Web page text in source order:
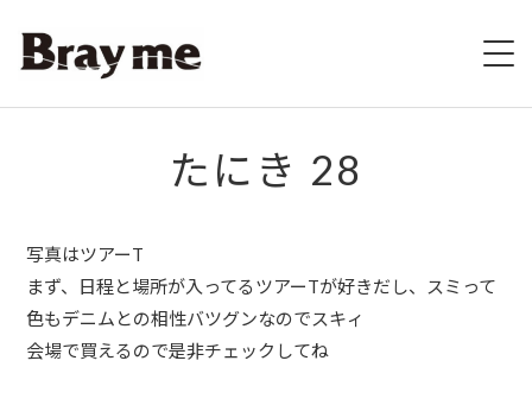
HOME
VIDEO
たにき 28
写真はツアーT
まず、日程と場所が入ってるツアーTが好きだし、スミって
色もデニムとの相性バツグンなのでスキィ
会場で買えるので是非チェックしてね